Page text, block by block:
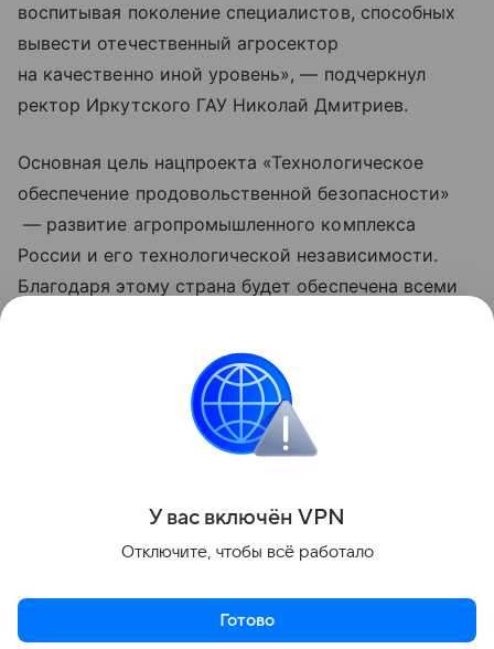
воспитывая поколение специалистов, способных
вывести отечественный агросектор
на качественно иной уровень», — подчеркнул
ректор Иркутского ГАУ Николай Дмитриев.
Основная цель нацпроекта «Технологическое
обеспечение продовольственной безопасности»
— развитие агропромышленного комплекса
России и его технологической независимости.
Благодаря этому страна будет обеспечена всеми
больше возможностей для укрепления позиций
на мировом рынке. Обновленные нацпроекты
реализуются по решению Президента РФ
Владимира Путина с 2025 года.
Поделиться
У вас включён VPN
Отключите, чтобы всё работало
Готово